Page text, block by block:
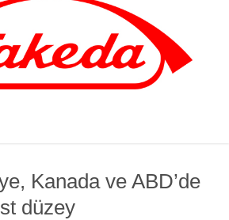
Kanada ve ABD’de
düzey